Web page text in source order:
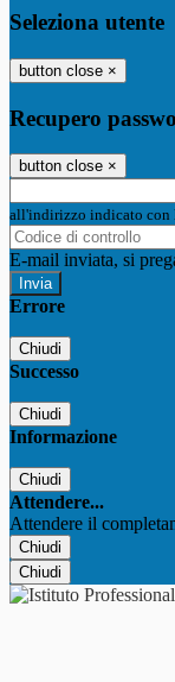
Seleziona utente
button close ×
Recupero
button close ×
all'indirizzo indicato con
E-mail inviata, si
Errore
Chiudi
Successo
Chiudi
Informazione
Chiudi
Attendere...
Attendere il
Chiudi
Chiudi